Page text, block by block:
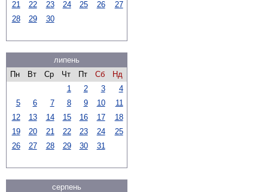
21
22 23 24 25 26
27
28
29 30
липень
Пн
Вт Ср Чт Пт Сб
Нд
1
2 3
4
5
6 7 8 9 10
11
12
13 14 15 16 17
18
19
20 21 22 23 24
25
26
27 28 29 30 31
серпень